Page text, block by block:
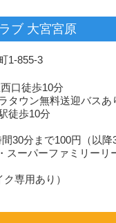
ブ 大宮宮原
1-855-3
口徒歩10分
ウン無料送迎バスあ
歩10分
30分まで100円（以降
ーパーファミリーリ
専用あり）